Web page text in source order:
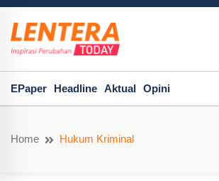
EPaper Headline Aktual Opini
Home Hukum Kriminal